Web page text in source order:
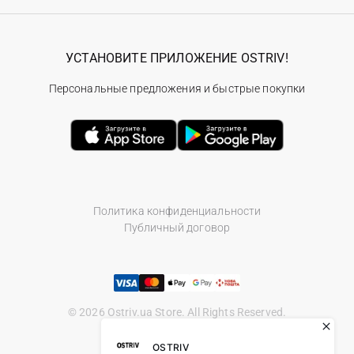
Политика конфиденциальности
Публичный договор
© 2026 Ostriv.ua Store. All Rights Reserved.
УСТАНОВИТЕ ПРИЛОЖЕНИЕ OSTRIV!
Персональные предложения и быстрые покупки